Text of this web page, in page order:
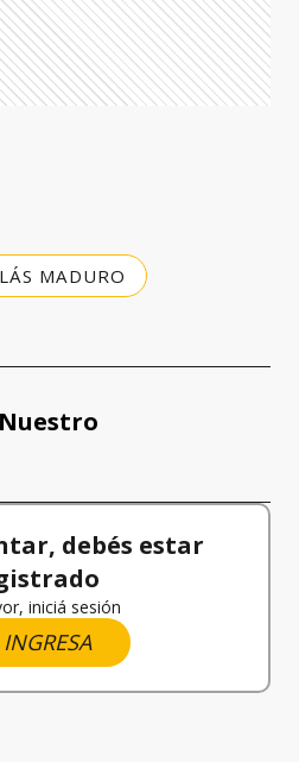
MADURO
debés estar
iniciá sesión
INGRESA